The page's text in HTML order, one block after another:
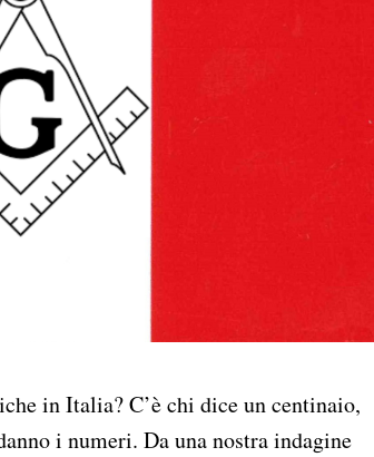
in Italia? C’è chi dice un centinaio,
i numeri. Da una nostra indagine